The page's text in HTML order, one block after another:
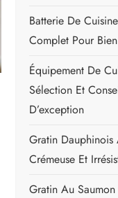
Batterie De
Complet Pour
Équipement De
Sélection Et
D’exception
Gratin Dauphinois
Crémeuse Et
Gratin Au